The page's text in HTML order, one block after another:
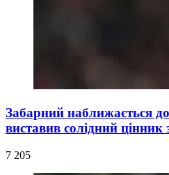
Забарний наближається
виставив солідний цінник
7 205